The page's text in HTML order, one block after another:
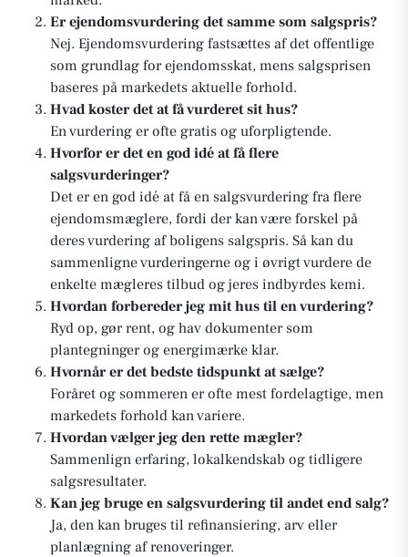
Er ejendomsvurdering det samme som salgspris?
Nej. Ejendomsvurdering fastsættes af det offentlige
som grundlag for ejendomsskat, mens salgsprisen
baseres på markedets aktuelle forhold.
Hvad koster det at få vurderet sit hus?
En vurdering er ofte gratis og uforpligtende.
Hvorfor er det en god idé at få flere
salgsvurderinger?
Det er en god idé at få en salgsvurdering fra flere
ejendomsmæglere, fordi der kan være forskel på
deres vurdering af boligens salgspris. Så kan du
sammenligne vurderingerne og i øvrigt vurdere de
enkelte mægleres tilbud og jeres indbyrdes kemi.
Hvordan forbereder jeg mit hus til en vurdering?
Ryd op, gør rent, og hav dokumenter som
plantegninger og energimærke klar.
Hvornår er det bedste tidspunkt at sælge?
Foråret og sommeren er ofte mest fordelagtige, men
markedets forhold kan variere.
Hvordan vælger jeg den rette mægler?
Sammenlign erfaring, lokalkendskab og tidligere
salgsresultater.
Kan jeg bruge en salgsvurdering til andet end salg?
Ja, den kan bruges til refinansiering, arv eller
planlægning af renoveringer.